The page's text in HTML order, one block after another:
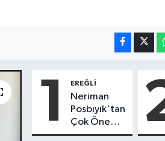
1 EREĞLI
Neriman
Posbıyık'tan
Çok Önemli
Karar! CHP